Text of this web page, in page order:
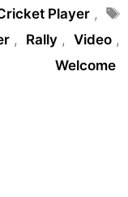
Tags
Player ,
, Rally , Video ,
Welcome